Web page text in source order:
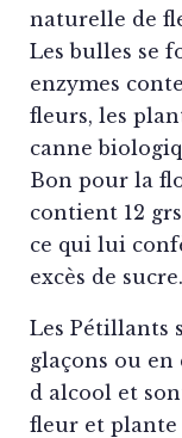
naturelle de
Les bulles se
enzymes
fleurs, les
canne
Bon pour la
contient 12
ce qui lui
excès de sucre.
Les Pétillants
glaçons ou
d alcool et
fleur et plante